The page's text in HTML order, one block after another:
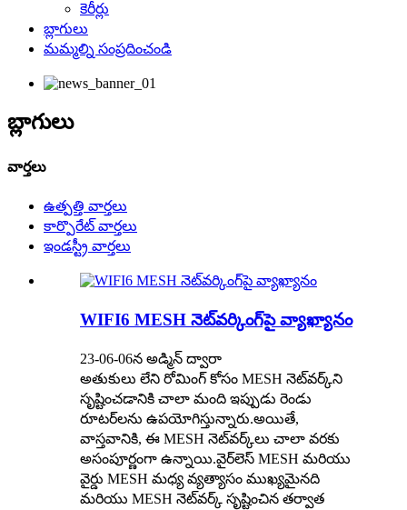
కెరీర్లు
బ్లాగులు
మమ్మల్ని సంప్రదించండి
బ్లాగులు
వార్తలు
ఉత్పత్తి వార్తలు
కార్పొరేట్ వార్తలు
ఇండస్ట్రీ వార్తలు
WIFI6 MESH నెట్‌వర్కింగ్‌పై వ్యాఖ్యానం
23-06-06న అడ్మిన్ ద్వారా
అతుకులు లేని రోమింగ్ కోసం MESH నెట్‌వర్క్‌ని
సృష్టించడానికి చాలా మంది ఇప్పుడు రెండు
రూటర్‌లను ఉపయోగిస్తున్నారు.అయితే,
వాస్తవానికి, ఈ MESH నెట్‌వర్క్‌లు చాలా వరకు
అసంపూర్ణంగా ఉన్నాయి.వైర్‌లెస్ MESH మరియు
వైర్డు MESH మధ్య వ్యత్యాసం ముఖ్యమైనది
మరియు MESH నెట్‌వర్క్ సృష్టించిన తర్వాత